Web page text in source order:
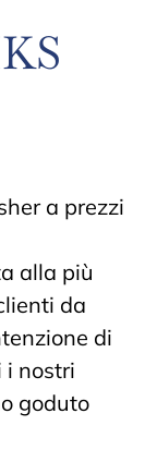
a prezzi
alla più
da
di
i nostri
goduto